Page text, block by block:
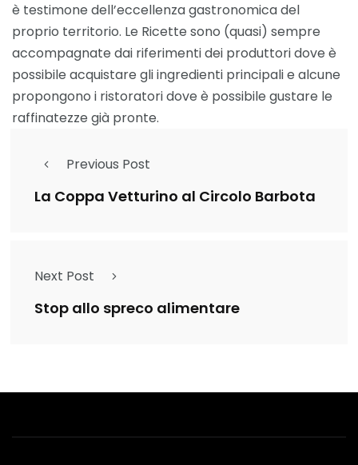
è testimone dell’eccellenza gastronomica del
proprio territorio. Le Ricette sono (quasi) sempre
accompagnate dai riferimenti dei produttori dove è
possibile acquistare gli ingredienti principali e alcune
propongono i ristoratori dove è possibile gustare le
raffinatezze già pronte.
Previous Post
La Coppa Vetturino al Circolo Barbota
Next Post
Stop allo spreco alimentare